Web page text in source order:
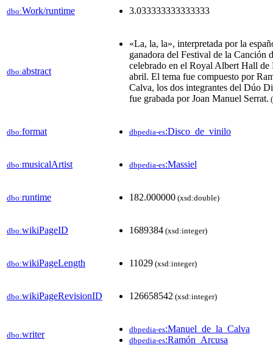
dbo:Work/runtime 3.033333333333333
dbo:abstract
«La, la, la», interpretada por la
ganadora del Festival de la Canción
celebrado en el Royal Albert Hall de
abril. El tema fue compuesto por
Calva, los dos integrantes del Dúo
fue grabada por Joan Manuel Serrat.
dbo:format dbpedia-es:Disco_de_vinilo
dbo:musicalArtist dbpedia-es:Massiel
dbo:runtime 182.000000 (xsd:double)
dbo:wikiPageID 1689384 (xsd:integer)
dbo:wikiPageLength 11029 (xsd:integer)
dbo:wikiPageRevisionID 126658542 (xsd:integer)
dbo:writer dbpedia-es:Manuel_de_la_Calva
dbpedia-es:Ramón_Arcusa